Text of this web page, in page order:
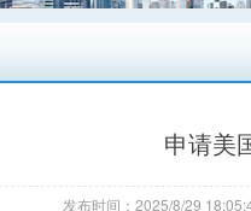
申请美
发布时间：2025/8/29